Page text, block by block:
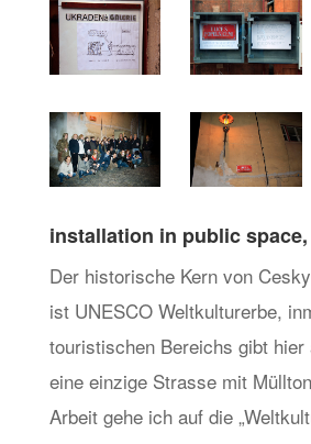
installation in public space,
Der historische Kern von
ist UNESCO Weltkulturerbe,
touristischen Bereichs gibt hier
eine einzige Strasse mit
Arbeit gehe ich auf die